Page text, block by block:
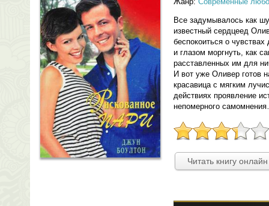
Все задумывалось как
известный сердцеед
беспокоиться о
и глазом моргнуть, как
расставленных им для
И вот уже Оливер готов
красавица с мягким
действиях проявление
непомерного
Читать книгу